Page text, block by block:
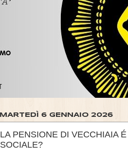
MARTEDÌ 6 GENNAIO 2026
LA PENSIONE DI VECCHIAIA
SOCIALE?